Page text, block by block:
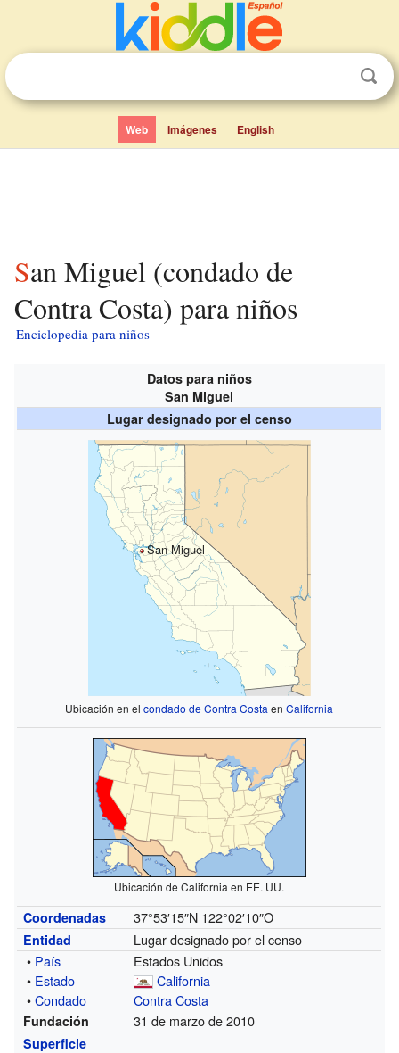
Web Imágenes English
San Miguel (condado de
Contra Costa) para niños
Enciclopedia para niños
Datos para niños
San Miguel
Lugar designado por el censo
San Miguel
Ubicación en elcondado de Contra Costa enCalifornia
Ubicación de California en EE. UU.
Coordenadas 37°53′15″N 122°02′10″O
Entidad
Lugar designado por el censo
• País
Estados Unidos
• Estado
California
•Condado Contra Costa
Fundación 31 de marzo de 2010
Superficie